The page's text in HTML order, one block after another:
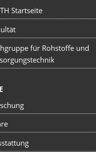
Startseite
für Rohstoffe und